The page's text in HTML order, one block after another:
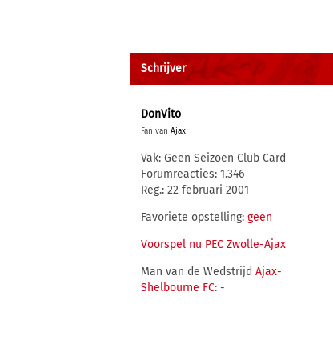
Schrijver
DonVito
Fan van Ajax
Vak: Geen Seizoen Club Card
Forumreacties: 1.346
Reg.: 22 februari 2001
Favoriete opstelling: geen
Voorspel nu PEC Zwolle-Ajax
Man van de Wedstrijd Ajax-
Shelbourne FC: -